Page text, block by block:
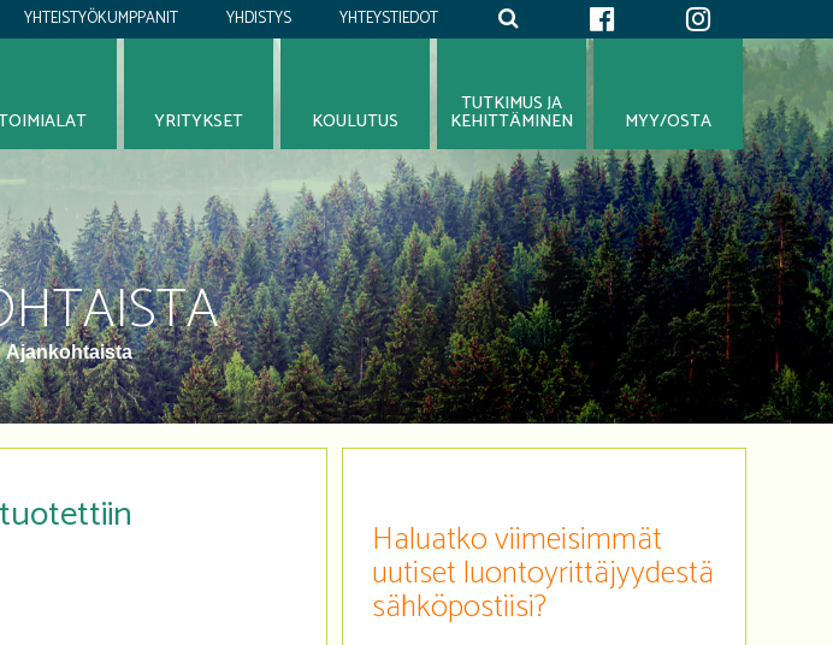
YHTEYSTIEDOT
YHDISTYS
YHTEISTYÖKUMPPANIT
Ajankohtaista
MYY/OSTA
TUTKIMUS JA
KEHITTÄMINEN
KOULUTUS
YRITYKSET
Haluatko viimeisimmät
uutiset luontoyrittäjyydestä
sähköpostiisi?